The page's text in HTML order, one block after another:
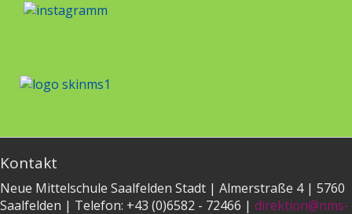
Kontakt
Neue Mittelschule Saalfelden Stadt | Almerstraße 4 | 5760
Saalfelden | Telefon: +43 (0)6582 - 72466 | direktion@nms-